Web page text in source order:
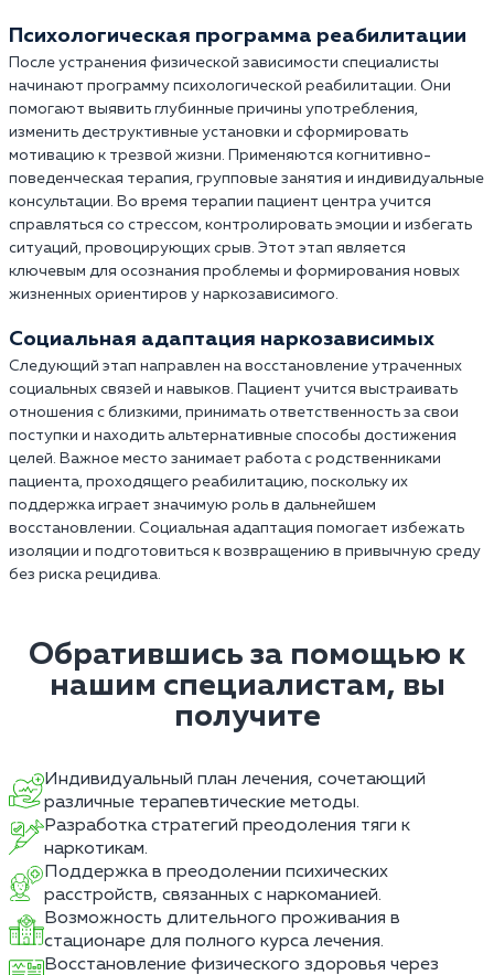
Психологическая программа реабилитации
После устранения физической зависимости специалисты
начинают программу психологической реабилитации. Они
помогают выявить глубинные причины употребления,
изменить деструктивные установки и сформировать
мотивацию к трезвой жизни. Применяются когнитивно-
поведенческая терапия, групповые занятия и индивидуальные
консультации. Во время терапии пациент центра учится
справляться со стрессом, контролировать эмоции и избегать
ситуаций, провоцирующих срыв. Этот этап является
ключевым для осознания проблемы и формирования новых
жизненных ориентиров у наркозависимого.
Социальная адаптация наркозависимых
Следующий этап направлен на восстановление утраченных
социальных связей и навыков. Пациент учится выстраивать
отношения с близкими, принимать ответственность за свои
поступки и находить альтернативные способы достижения
целей. Важное место занимает работа с родственниками
пациента, проходящего реабилитацию, поскольку их
поддержка играет значимую роль в дальнейшем
восстановлении. Социальная адаптация помогает избежать
изоляции и подготовиться к возвращению в привычную среду
без риска рецидива.
Обратившись за помощью к
нашим специалистам, вы
получите
Индивидуальный план лечения, сочетающий
различные терапевтические методы.
Разработка стратегий преодоления тяги к
наркотикам.
Поддержка в преодолении психических
расстройств, связанных с наркоманией.
Возможность длительного проживания в
стационаре для полного курса лечения.
Восстановление физического здоровья через